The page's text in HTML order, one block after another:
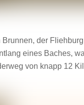
der
eines Baches,
von knapp 12